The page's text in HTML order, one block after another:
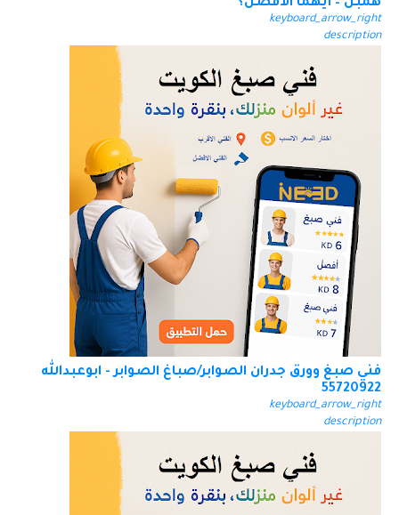
همبل – أيهما الأفضل؟
keyboard_arrow_right
description
فني صبغ وورق جدران الصوابر/صباغ الصوابر - ابوعبدالله
55720922
keyboard_arrow_right
description